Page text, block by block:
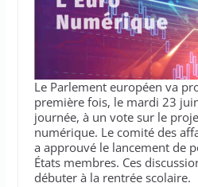
Le Parlement européen va
première fois, le mardi 23
journée, à un vote sur le
numérique. Le comité des
a approuvé le lancement de
États membres. Ces
débuter à la rentrée scolaire.